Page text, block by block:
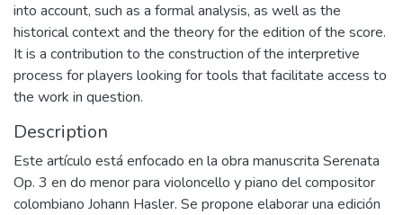
into account, such as a formal analysis, as well as the
historical context and the theory for the edition of the score.
It is a contribution to the construction of the interpretive
process for players looking for tools that facilitate access to
the work in question.
Description
Este artículo está enfocado en la obra manuscrita Serenata
Op. 3 en do menor para violoncello y piano del compositor
colombiano Johann Hasler. Se propone elaborar una edición